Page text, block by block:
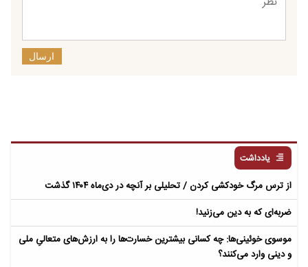
ارسال
یادداشت
از ترس مرگ خودکشی کردن / تحلیلی بر آنچه در دی‌ماه ۱۴۰۴ گذشت
ضربه‌ای که به دین می‌زنید!
موسوی خوئینی‌ها: چه کسانی بیشترین خسارت‌ها را به ارزش‌های متعالیِ ملی
و دینی وارد می‌کنند؟